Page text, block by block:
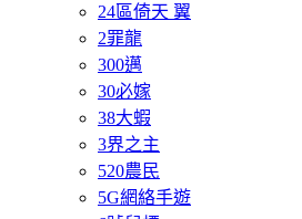
24區倚天 翼
2罪龍
300邁
30必嫁
38大蝦
3界之主
520農民
5G網絡手遊